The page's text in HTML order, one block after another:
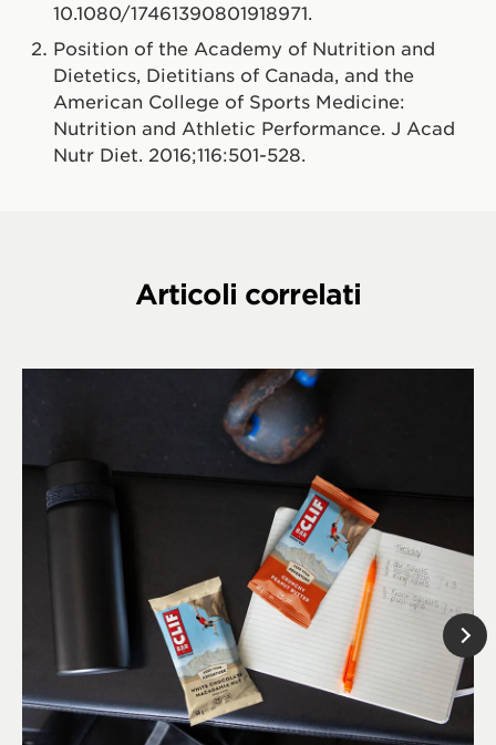
10.1080/17461390801918971.
Position of the Academy of Nutrition and
Dietetics, Dietitians of Canada, and the
American College of Sports Medicine:
Nutrition and Athletic Performance. J Acad
Nutr Diet. 2016;116:501-528.
Articoli correlati